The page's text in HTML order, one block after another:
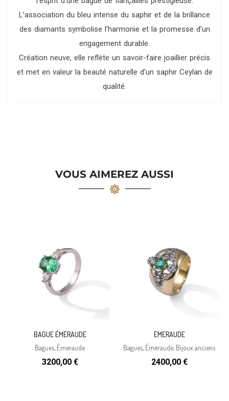
L’association du bleu intense du saphir et de la brillance
des diamants symbolise l’harmonie et la promesse d’un
engagement durable.
Création neuve, elle reflète un savoir-faire joaillier précis
et met en valeur la beauté naturelle d’un saphir Ceylan de
qualité.
VOUS AIMEREZ AUSSI
BAGUE ÉMERAUDE
Bagues, Émeraude
3200,00 €
EMERAUDE
Bagues, Émeraude, Bijoux anciens
2400,00 €